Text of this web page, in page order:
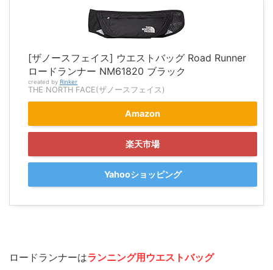
[ザノースフェイス] ウエストバッグ Road Runner
ロードランナー NM61820 ブラック
created by Rinker
THE NORTH FACE(ザノースフェイス)
Amazon
楽天市場
Yahooショッピング
ロードランナーはランニング用ウエストバッグ